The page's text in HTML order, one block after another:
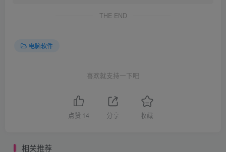
THE END
电脑软件
喜欢就支持一下吧
点赞 14 分享 收藏
相关推荐